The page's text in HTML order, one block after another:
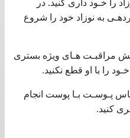
را خـود داری‌ کنید. در
به‌ نوزاد خود را شروع
مراقبـت‌ هـای‌ ویژه بستری‌
را با او قطع‌ نکنید.
پـوسـت‌ بـا پوست‌ انجام
کنید.